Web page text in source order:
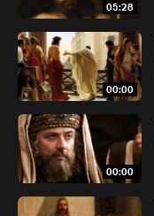
05:28
00:00
00:00